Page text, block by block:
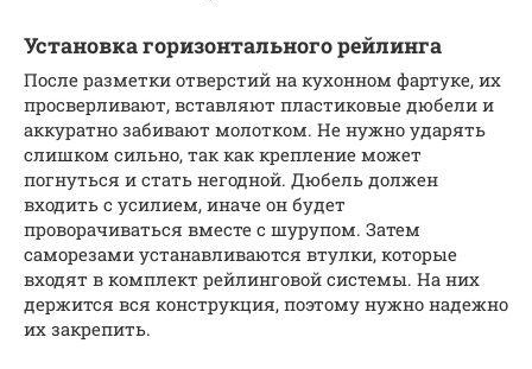
Установка горизонтального рейлинга
После разметки отверстий на кухонном фартуке, их
просверливают, вставляют пластиковые дюбели и
аккуратно забивают молотком. Не нужно ударять
слишком сильно, так как крепление может
погнуться и стать негодной. Дюбель должен
входить с усилием, иначе он будет
проворачиваться вместе с шурупом. Затем
саморезами устанавливаются втулки, которые
входят в комплект рейлинговой системы. На них
держится вся конструкция, поэтому нужно надежно
их закрепить.